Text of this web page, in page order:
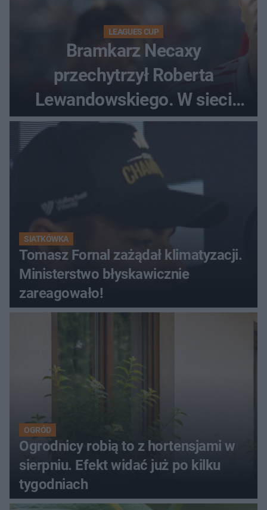
LEAGUES CUP
Bramkarz Necaxy
przechytrzył Roberta
Lewandowskiego. W sieci
krąży wideo z tego pojedynku
SIATKÓWKA
Tomasz Fornal zażądał klimatyzacji.
Ministerstwo błyskawicznie
zareagowało!
OGRÓD
Ogrodnicy robią to z hortensjami w
sierpniu. Efekt widać już po kilku
tygodniach